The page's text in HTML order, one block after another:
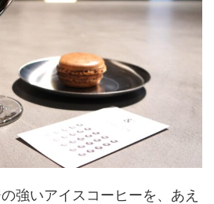
強いアイスコーヒーを、あえ